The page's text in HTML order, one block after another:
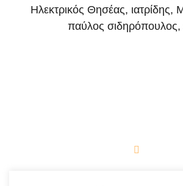
Ηλεκτρικός Θησέας, ιατρίδης,
παύλος σιδηρόπουλος,